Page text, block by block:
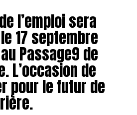
l’emploi sera
17 septembre
Passage9 de
L’occasion de
pour le futur de